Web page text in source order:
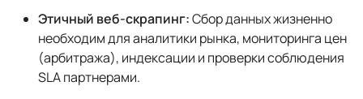
Этичный веб-скрапинг:Сбор данных жизненно
необходим для аналитики рынка, мониторинга цен
(арбитража), индексации и проверки соблюдения
SLA партнерами.